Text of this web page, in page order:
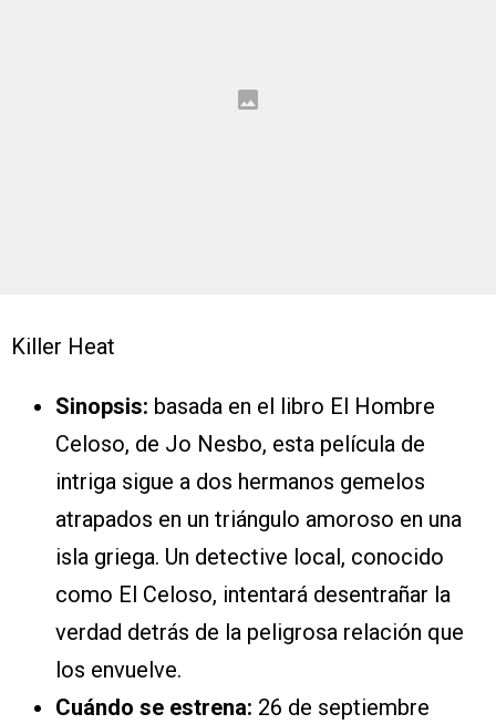
Killer Heat
Sinopsis: basada en el libro El Hombre
Celoso, de Jo Nesbo, esta película de
intriga sigue a dos hermanos gemelos
atrapados en un triángulo amoroso en una
isla griega. Un detective local, conocido
como El Celoso, intentará desentrañar la
verdad detrás de la peligrosa relación que
los envuelve.
Cuándo se estrena: 26 de septiembre